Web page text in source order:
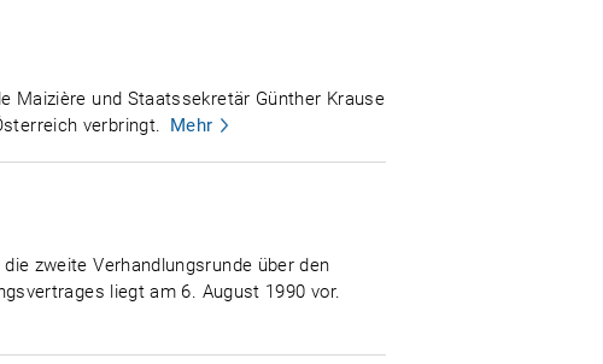
Maizière und Staatssekretär Günther Krause
verbringt.
Mehr
zweite Verhandlungsrunde über den
liegt am 6. August 1990 vor.